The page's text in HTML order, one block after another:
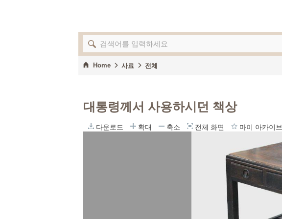
Home 사료 전체
대통령께서 사용하시던 책상
다운로드 확대 축소 전체 화면 마이 아카이브